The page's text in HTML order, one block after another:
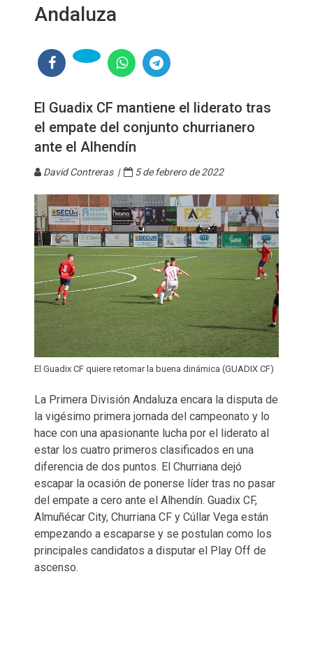
Andaluza
El Guadix CF mantiene el liderato tras
el empate del conjunto churrianero
ante el Alhendín
David Contreras | 5 de febrero de 2022
El Guadix CF quiere retomar la buena dinámica (GUADIX CF)
La Primera División Andaluza encara la disputa de
la vigésimo primera jornada del campeonato y lo
hace con una apasionante lucha por el liderato al
estar los cuatro primeros clasificados en una
diferencia de dos puntos. El Churriana dejó
escapar la ocasión de ponerse líder tras no pasar
del empate a cero ante el Alhendín. Guadix CF,
Almuñécar City, Churriana CF y Cúllar Vega están
empezando a escaparse y se postulan como los
principales candidatos a disputar el Play Off de
ascenso.